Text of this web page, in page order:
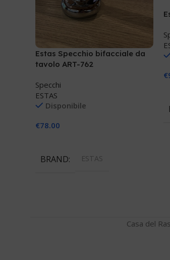
Estas Specchio bifacciale da
tavolo ART-762
Specchi
ESTAS
Disponibile
€78.00
BRAND ESTAS
€
Casa del